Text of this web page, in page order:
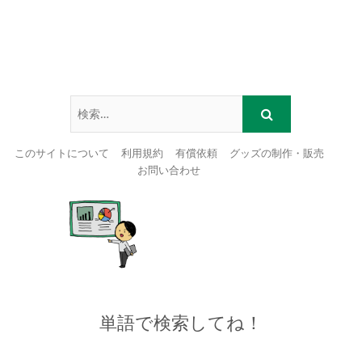
このサイトについて 利用規約 有償依頼
グッズの制作・販売
お問い合わせ
Skip
content
単語で検索してね！